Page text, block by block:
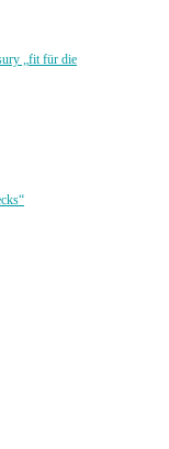
„fit für die